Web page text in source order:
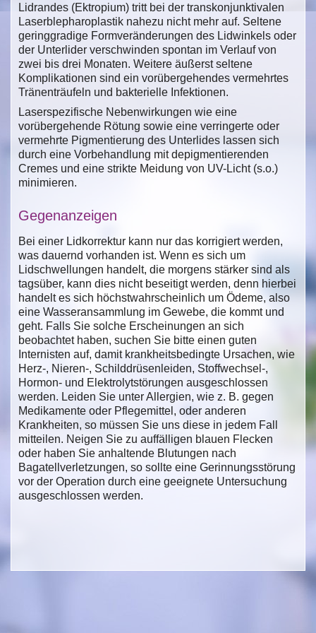
Lidrandes (Ektropium) tritt bei der transkonjunktivalen
Laserblepharoplastik nahezu nicht mehr auf. Seltene
geringgradige Formveränderungen des Lidwinkels oder
der Unterlider verschwinden spontan im Verlauf von
zwei bis drei Monaten. Weitere äußerst seltene
Komplikationen sind ein vorübergehendes vermehrtes
Tränenträufeln und bakterielle Infektionen.
Laserspezifische Nebenwirkungen wie eine
vorübergehende Rötung sowie eine verringerte oder
vermehrte Pigmentierung des Unterlides lassen sich
durch eine Vorbehandlung mit depigmentierenden
Cremes und eine strikte Meidung von UV-Licht (s.o.)
minimieren.
Gegenanzeigen
Bei einer Lidkorrektur kann nur das korrigiert werden,
was dauernd vorhanden ist. Wenn es sich um
Lidschwellungen handelt, die morgens stärker sind als
tagsüber, kann dies nicht beseitigt werden, denn hierbei
handelt es sich höchstwahrscheinlich um Ödeme, also
eine Wasseransammlung im Gewebe, die kommt und
geht. Falls Sie solche Erscheinungen an sich
beobachtet haben, suchen Sie bitte einen guten
Internisten auf, damit krankheitsbedingte Ursachen, wie
Herz-, Nieren-, Schilddrüsenleiden, Stoffwechsel-,
Hormon- und Elektrolytstörungen ausgeschlossen
werden. Leiden Sie unter Allergien, wie z. B. gegen
Medikamente oder Pflegemittel, oder anderen
Krankheiten, so müssen Sie uns diese in jedem Fall
mitteilen. Neigen Sie zu auffälligen blauen Flecken
oder haben Sie anhaltende Blutungen nach
Bagatellverletzungen, so sollte eine Gerinnungsstörung
vor der Operation durch eine geeignete Untersuchung
ausgeschlossen werden.